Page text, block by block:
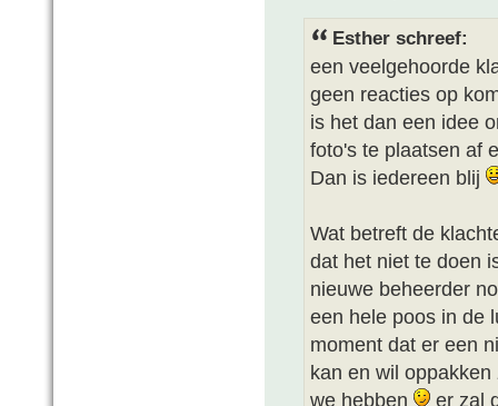
Esther schreef:
een veelgehoorde
geen reacties op
is het dan een idee
foto's te plaatsen af
Dan is iedereen blij
Wat betreft de
dat het niet te doen
nieuwe beheerder
een hele poos in de
moment dat er een
kan en wil
we hebben
er zal